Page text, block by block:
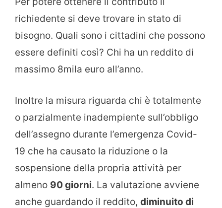
richiedente si deve trovare in stato di
bisogno. Quali sono i cittadini che possono
essere definiti così? Chi ha un reddito di
massimo 8mila euro all’anno.
Inoltre la misura riguarda chi è totalmente
o parzialmente inadempiente sull’obbligo
dell’assegno durante l’emergenza Covid-
19 che ha causato la riduzione o la
sospensione della propria attività per
almeno 90 giorni. La valutazione avviene
anche guardando il reddito, diminuito di